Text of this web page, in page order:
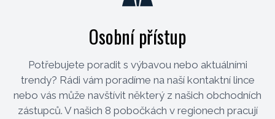
Osobní přístup
Potřebujete poradit s výbavou nebo aktuálními
trendy? Rádi vám poradíme na naší kontaktní lince
nebo vás může navštívit některý z našich obchodních
zástupců. V našich 8 pobočkách v regionech pracují